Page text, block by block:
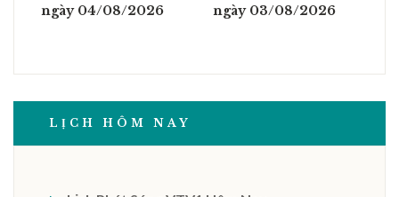
ngày 04/08/2026
ngày 03/08/2026
LỊCH HÔM NAY